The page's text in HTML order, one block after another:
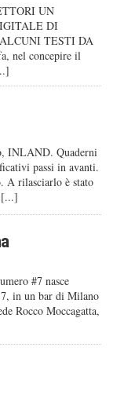
UN
DI
TESTI DA
nel concepire il
INLAND. Quaderni
passi in avanti.
A rilasciarlo è stato
[...]
#7 nasce
in un bar di Milano
Rocco Moccagatta,